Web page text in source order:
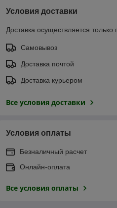
Условия доставки
Доставка осуществляется только
Самовывоз
Доставка почтой
Доставка курьером
Все условия доставки
Условия оплаты
Безналичный расчет
Онлайн-оплата
Все условия оплаты